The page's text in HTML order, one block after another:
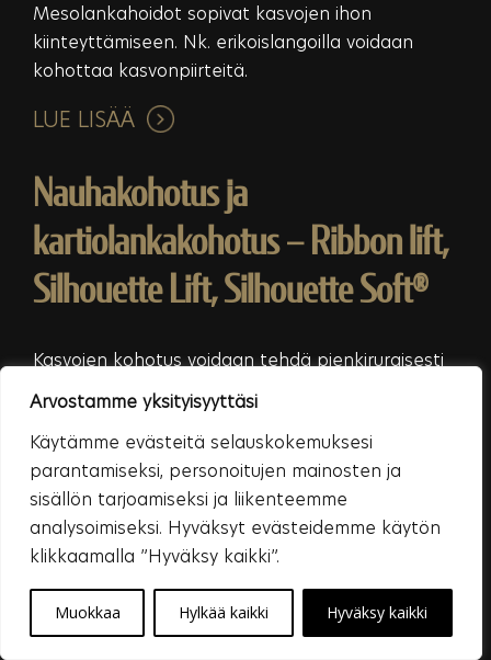
Arvostamme yksityisyyttäsi
Käytämme evästeitä selauskokemuksesi
parantamiseksi, personoitujen mainosten ja
sisällön tarjoamiseksi ja liikenteemme
analysoimiseksi. Hyväksyt evästeidemme käytön
klikkaamalla ”Hyväksy kaikki”.
Muokkaa Hylkää kaikki Hyväksy kaikki
Mesolankahoidot sopivat kasvojen ihon
kiinteyttämiseen. Nk. erikoislangoilla voidaan
kohottaa kasvonpiirteitä.
LUE LISÄÄ
Nauhakohotus ja
kartiolankakohotus – Ribbon lift,
Silhouette Lift, Silhouette Soft®
Kasvojen kohotus voidaan tehdä pienkirurgisesti
tai kokonaan ilman kirurgiaa. Silhouette Soft on
sulava kartiolanka, joka viedään ihoon neulalla.
Sulava Ribbon-nauha tai sulamaton Silhouette
Lift -lanka viedään kudoksiin pienen avauksen
kautta.
LUE LISÄÄ
Mesoterapia